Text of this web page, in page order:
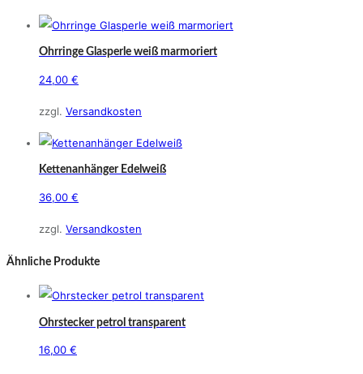
Ohrringe Glasperle weiß marmoriert
24,00 €
zzgl. Versandkosten
Kettenanhänger Edelweiß
36,00 €
zzgl. Versandkosten
Ähnliche Produkte
Ohrstecker petrol transparent
16,00 €